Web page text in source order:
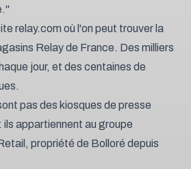
relay.com où l'on peut trouver la
Relay de France. Des milliers
jour, et des centaines de
pas des kiosques de presse
ils appartiennent au groupe
propriété de Bolloré depuis